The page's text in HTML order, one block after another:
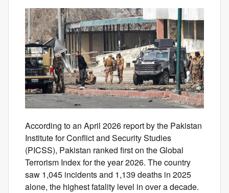
According to an April 2026 report by the Pakistan
Institute for Conflict and Security Studies
(PICSS), Pakistan ranked first on the Global
Terrorism Index for the year 2026. The country
saw 1,045 incidents and 1,139 deaths in 2025
alone, the highest fatality level in over a decade.